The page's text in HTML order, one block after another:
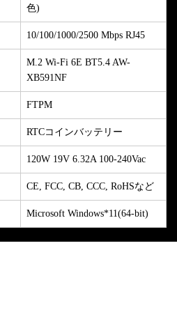
色)
10/100/1000/2500 Mbps RJ45
M.2 Wi-Fi 6E BT5.4 AW-
XB591NF
FTPM
RTCコインバッテリー
120W 19V 6.32A 100-240Vac
CE, FCC, CB, CCC, RoHSなど
Microsoft Windows*11(64-bit)